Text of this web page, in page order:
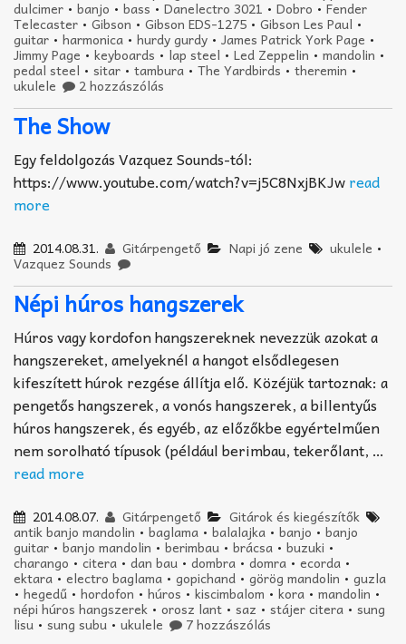
dulcimer • banjo • bass • Danelectro 3021 • Dobro • Fender
Telecaster • Gibson • Gibson EDS-1275 • Gibson Les Paul •
guitar • harmonica • hurdy gurdy • James Patrick York Page •
Jimmy Page • keyboards • lap steel • Led Zeppelin • mandolin •
pedal steel • sitar • tambura • The Yardbirds • theremin •
ukulele 2 hozzászólás
The Show
Egy feldolgozás Vazquez Sounds-tól:
https://www.youtube.com/watch?v=j5C8NxjBKJwread
more
2014.08.31. Gitárpengető Napi jó zene ukulele •
Vazquez Sounds
Népi húros hangszerek
Húros vagy kordofon hangszereknek nevezzük azokat a
hangszereket, amelyeknél a hangot elsődlegesen
kifeszített húrok rezgése állítja elő. Közéjük tartoznak: a
pengetős hangszerek, a vonós hangszerek, a billentyűs
húros hangszerek, és egyéb, az előzőkbe egyértelműen
nem sorolható típusok (például berimbau, tekerőlant, …
read more
2014.08.07. Gitárpengető Gitárok és kiegészítők
antik banjo mandolin • baglama • balalajka • banjo• banjo
guitar • banjo mandolin •berimbau • brácsa • buzuki •
charango • citera • dan bau • dombra • domra • ecorda •
ektara• electro baglama • gopichand • görög mandolin • guzla
• hegedű • hordofon • húros •kiscimbalom •kora • mandolin •
népi húros hangszerek • orosz lant • saz • stájer citera • sung
lisu • sung subu • ukulele
7 hozzászólás